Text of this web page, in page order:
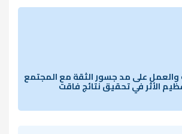
والعمل على مد جسور الثقة مع المجتمع
الأثر في تحقيق نتائج فاقت